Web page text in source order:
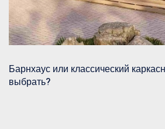
Барнхаус или классический
выбрать?